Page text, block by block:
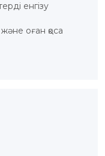
енгізу
оған қоса